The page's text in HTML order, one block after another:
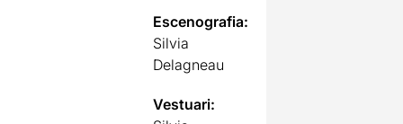
Escenografia:
Silvia
Delagneau
Vestuari: